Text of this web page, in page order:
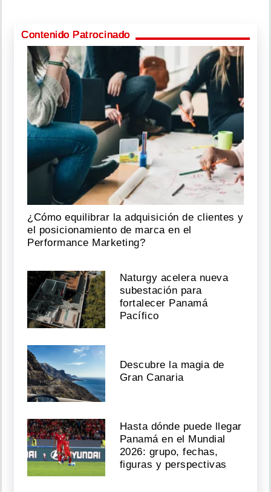
Contenido Patrocinado
¿Cómo equilibrar la adquisición de clientes y
el posicionamiento de marca en el
Performance Marketing?
Naturgy acelera nueva
subestación para
fortalecer Panamá
Pacífico
Descubre la magia de
Gran Canaria
Hasta dónde puede llegar
Panamá en el Mundial
2026: grupo, fechas,
figuras y perspectivas